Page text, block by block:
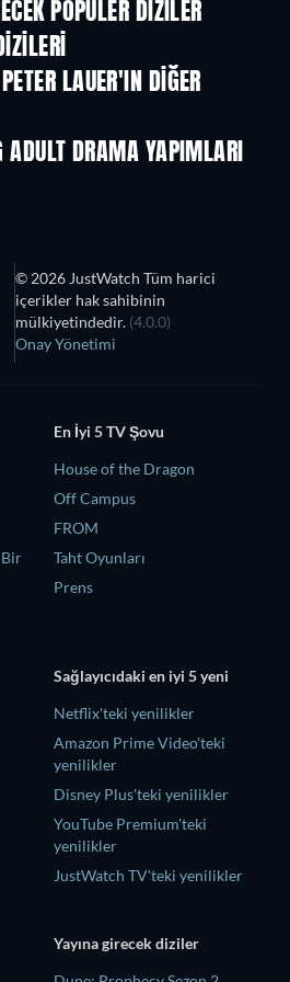
POPÜLER DIZILER
TV
LAUER'IN DIĞER
DRAMA YAPIMLARI
TV
© 2026 JustWatch Tüm harici
içerikler hak sahibinin
mülkiyetindedir. (4.0.0)
Onay Yönetimi
Bir
En İyi 5 TV Şovu
House of the Dragon
Off Campus
FROM
Taht Oyunları
Prens
Sağlayıcıdaki en iyi 5 yeni
Netflix'teki yenilikler
Amazon Prime Video'teki
yenilikler
Disney Plus'teki yenilikler
YouTube Premium'teki
yenilikler
JustWatch TV'teki yenilikler
Yayına girecek diziler